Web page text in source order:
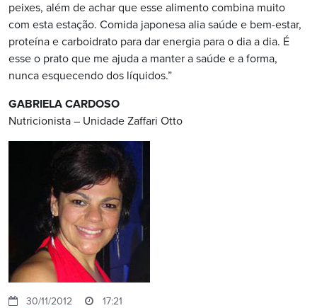
peixes, além de achar que esse alimento combina muito
com esta estação. Comida japonesa alia saúde e bem-estar,
proteína e carboidrato para dar energia para o dia a dia. É
esse o prato que me ajuda a manter a saúde e a forma,
nunca esquecendo dos líquidos.”
GABRIELA CARDOSO
Nutricionista – Unidade Zaffari Otto
30/11/2012
17:21